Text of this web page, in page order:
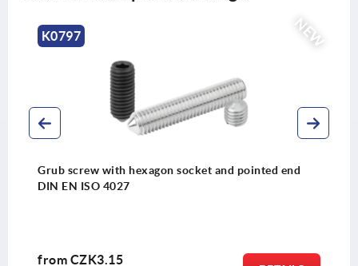
and pointed end Circlips E-type DIN 6799
CZK5.43